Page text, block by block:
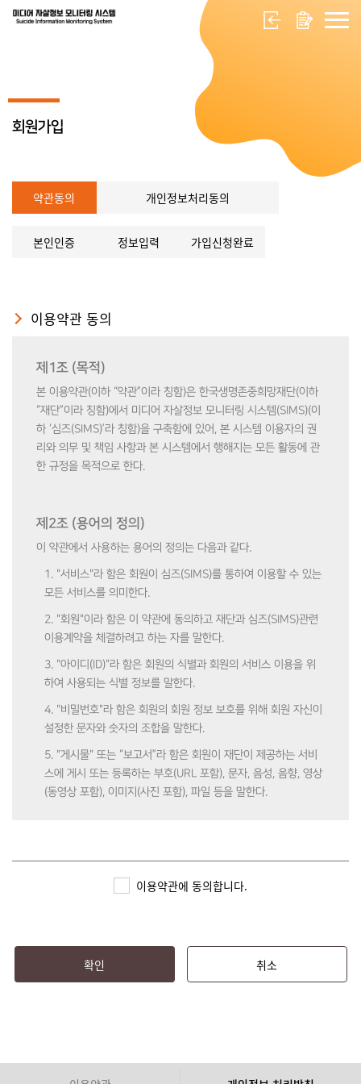
회원가입
약관동의 개인정보처리동의
본인인증 정보입력 가입신청완료
이용약관 동의
제1조 (목적)
본 이용약관(이하 “약관”이라 칭함)은 한국생명존중희망재단(이하
“재단”이라 칭함)에서 미디어 자살정보 모니터링 시스템(SIMS)(이
하 ‘심즈(SIMS)’라 칭함)을 구축함에 있어, 본 시스템 이용자의 권
리와 의무 및 책임 사항과 본 시스템에서 행해지는 모든 활동에 관
한 규정을 목적으로 한다.
제2조 (용어의 정의)
이 약관에서 사용하는 용어의 정의는 다음과 같다.
1. "서비스"라 함은 회원이 심즈(SIMS)를 통하여 이용할 수 있는
모든 서비스를 의미한다.
2. "회원"이라 함은 이 약관에 동의하고 재단과 심즈(SIMS)관련
이용계약을 체결하려고 하는 자를 말한다.
3. "아이디(ID)"라 함은 회원의 식별과 회원의 서비스 이용을 위
하여 사용되는 식별 정보를 말한다.
4. "비밀번호"라 함은 회원의 회원 정보 보호를 위해 회원 자신이
설정한 문자와 숫자의 조합을 말한다.
5. "게시물" 또는 “보고서”라 함은 회원이 재단이 제공하는 서비
스에 게시 또는 등록하는 부호(URL 포함), 문자, 음성, 음향, 영상
(동영상 포함), 이미지(사진 포함), 파일 등을 말한다.
3. 회원은 정기적으로 심즈(SIMS)를 방문하여 약관의 변경사항
원 탈퇴를 할 수 있으며 이로 인해 심즈(SIMS)에서 제공하는 서
이용약관에 동의합니다.
확인 취소